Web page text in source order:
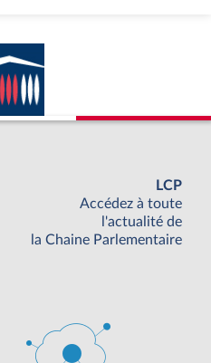
LCP
Accédez à toute
l'actualité de
la Chaine Parlementaire